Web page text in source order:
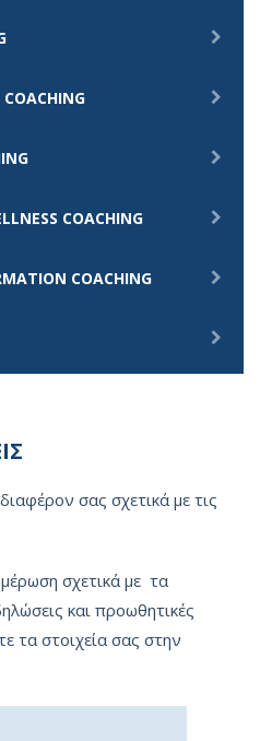
COACHING
COACHING
σας σχετικά με τις
σχετικά με τα
και προωθητικές
τα στοιχεία σας στην